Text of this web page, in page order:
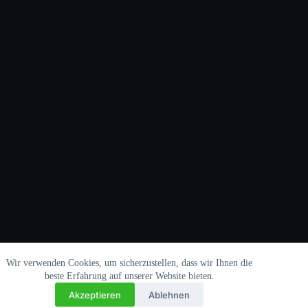
Wir verwenden Cookies, um sicherzustellen, dass wir Ihnen die
beste Erfahrung auf unserer Website bieten.
Akzeptieren Ablehnen